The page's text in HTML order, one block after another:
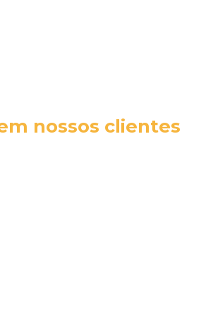
nossos clientes